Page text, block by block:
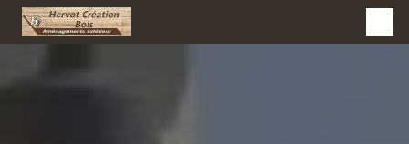
Panneau de gestion des cookies